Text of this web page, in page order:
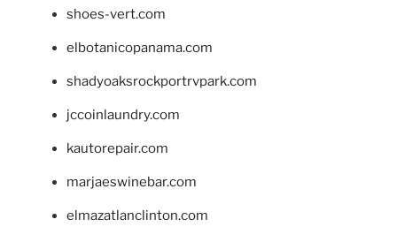
shoes-vert.com
elbotanicopanama.com
shadyoaksrockportrvpark.com
jccoinlaundry.com
kautorepair.com
marjaeswinebar.com
elmazatlanclinton.com